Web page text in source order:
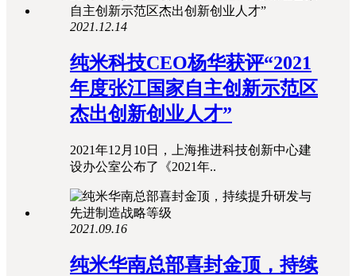
2021.12.14
纯米科技CEO杨华获评“2021
年度张江国家自主创新示范区
杰出创新创业人才”
2021年12月10日，上海推进科技创新中心建
设办公室公布了《2021年..
2021.09.16
纯米华南总部喜封金顶，持续